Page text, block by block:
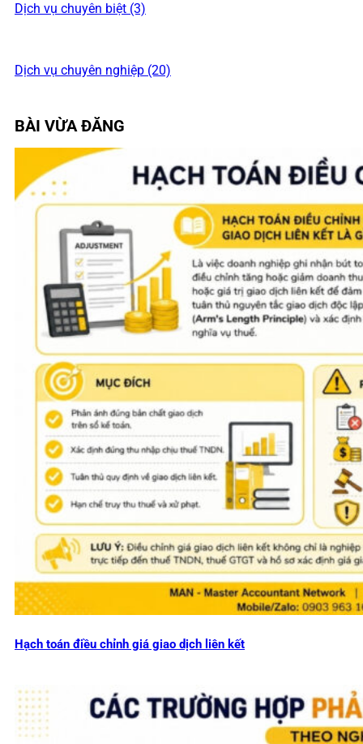
Dịch vụ chuyên biệt (3)
Dịch vụ chuyên nghiệp (20)
BÀI VỪA ĐĂNG
Hạch toán điều chỉnh giá giao dịch liên kết